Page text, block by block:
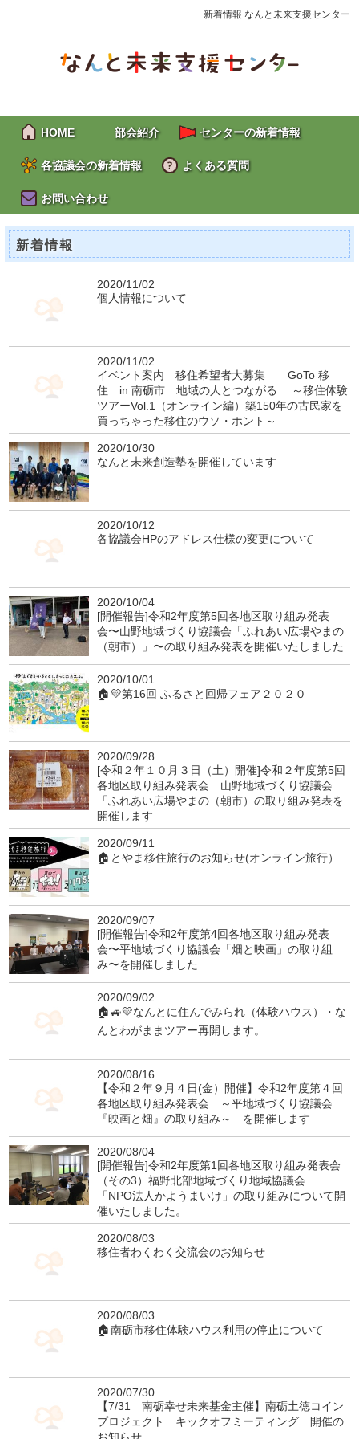
新着情報 なんと未来支援センター
HOME 部会紹介 センターの新着情報
各協議会の新着情報 よくある質問
お問い合わせ
新着情報
2020/11/02
個人情報について
2020/11/02
イベント案内 移住希望者大募集 GoTo 移
住 in 南砺市 地域の人とつながる ～移住体験
ツアーVol.1（オンライン編）築150年の古民家を
買っちゃった移住のウソ・ホント～
2020/10/30
なんと未来創造塾を開催しています
2020/10/12
各協議会HPのアドレス仕様の変更について
2020/10/04
[開催報告]令和2年度第5回各地区取り組み発表
会〜山野地域づくり協議会「ふれあい広場やまの
（朝市）」〜の取り組み発表を開催いたしました
2020/10/01
🏠💛第16回 ふるさと回帰フェア２０２０
2020/09/28
[令和２年１０月３日（土）開催]令和２年度第5回
各地区取り組み発表会 山野地域づくり協議会
「ふれあい広場やまの（朝市）の取り組み発表を
開催します
2020/09/11
🏠とやま移住旅行のお知らせ(オンライン旅行）
2020/09/07
[開催報告]令和2年度第4回各地区取り組み発表
会〜平地域づくり協議会「畑と映画」の取り組
み〜を開催しました
2020/09/02
🏠🚙💛なんとに住んでみられ（体験ハウス）・な
んとわがままツアー再開します。
2020/08/16
【令和２年９月４日(金）開催】令和2年度第４回
各地区取り組み発表会 ～平地域づくり協議会
『映画と畑』の取り組み～ を開催します
2020/08/04
[開催報告]令和2年度第1回各地区取り組み発表会
（その3）福野北部地域づくり地域協議会
「NPO法人かようまいけ」の取り組みについて開
催いたしました。
2020/08/03
移住者わくわく交流会のお知らせ
2020/08/03
🏠南砺市移住体験ハウス利用の停止について
2020/07/30
【7/31 南砺幸せ未来基金主催】南砺土徳コイン
プロジェクト キックオフミーティング 開催の